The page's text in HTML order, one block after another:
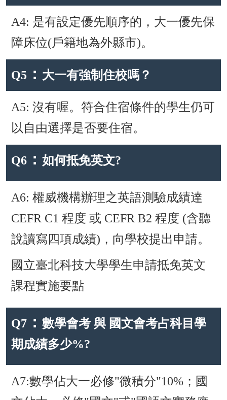
A4: 是有設定優先順序的，大一優先保
障床位(戶籍地為外縣市)。
Q5 ： 大一有強制住校嗎？
A5: 沒有喔。符合住宿條件的學生仍可
以自由選擇是否要住宿。
Q6 ： 如何抵免英文?
A6: 權威機構辦理之英語測驗成績達
CEFR C1 程度 或 CEFR B2 程度 (含聽
說讀寫四項成績)，向學校提出申請。
國立臺北科技大學學生申請抵免英文
課程實施要點
Q7 ： 數學會考 與 國文會考占科目學
期成績多少%?
A7:數學佔大一必修"微積分"10%；國